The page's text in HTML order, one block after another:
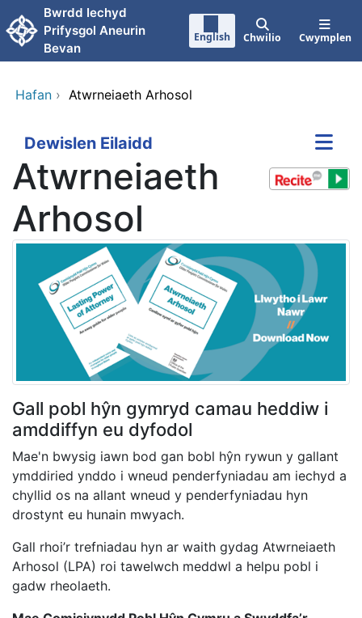
Neidio i'r prif gynnwy
Bwrdd Iechyd
Prifysgol Aneurin
Bevan
English Chwilio Cwymplen
Hafan › Atwrneiaeth Arhosol
Dewislen Eilaidd
Atwrneiaeth
Arhosol
Gall pobl hŷn gymryd camau heddiw i
amddiffyn eu dyfodol
Mae'n bwysig iawn bod gan bobl hŷn rywun y gallant
ymddiried ynddo i wneud penderfyniadau am iechyd a
chyllid os na allant wneud y penderfyniadau hyn
drostynt eu hunain mwyach.
Gall rhoi’r trefniadau hyn ar waith gydag Atwrneiaeth
Arhosol (LPA) roi tawelwch meddwl a helpu pobl i
gadw rheolaeth.